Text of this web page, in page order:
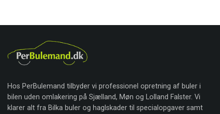
Hos PerBulemand tilbyder vi professionel opretning af buler i
bilen uden omlakering på Sjælland, Møn og Lolland Falster. Vi
klarer alt fra Bilka buler og haglskader til specialopgaver samt